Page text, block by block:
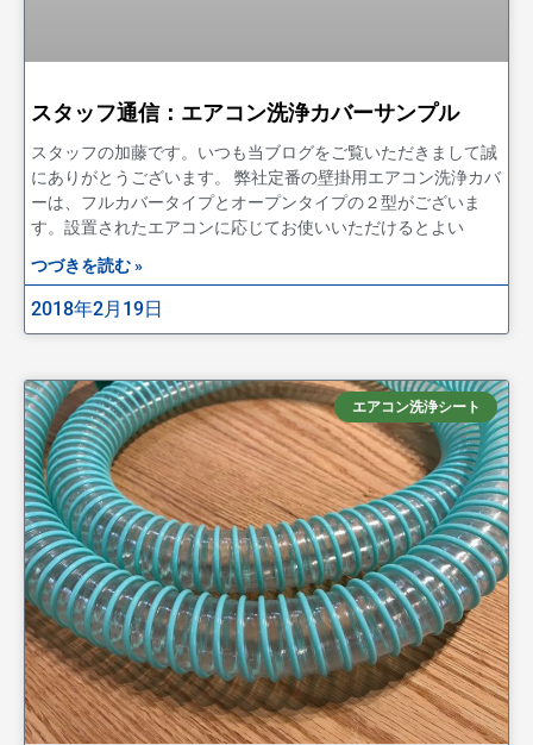
スタッフ通信：エアコン洗浄カバーサンプル
スタッフの加藤です。いつも当ブログをご覧いただきまして誠
にありがとうございます。 弊社定番の壁掛用エアコン洗浄カバ
ーは、フルカバータイプとオープンタイプの２型がございま
す。設置されたエアコンに応じてお使いいただけるとよい
つづきを読む »
2018年2月19日
エアコン洗浄シート